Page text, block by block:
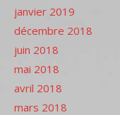
janvier 2019
décembre 2018
juin 2018
mai 2018
avril 2018
mars 2018